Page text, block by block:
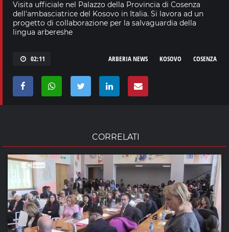
Visita ufficiale nel Palazzo della Provincia di Cosenza
dell'ambasciatrice del Kosovo in Italia. Si lavora ad un
progetto di collaborazione per la salvaguardia della
lingua arbereshe
02:11 COSENZA
KOSOVO
ARBERIA NEWS
CORRELATI